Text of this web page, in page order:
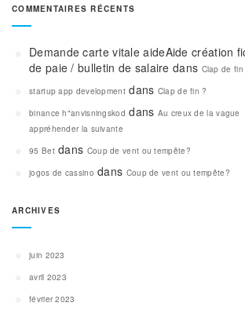
COMMENTAIRES RÉCENTS
Demande carte vitale aideAide création
de paie / bulletin de salaire dans Clap de fin
startup app developmentdans Clap de fin ?
binance h"anvisningskod dans Au creux de la vague
appréhender la suivante
95 Betdans Coup de vent ou tempête?
jogos de cassino dans Coup de vent ou tempête?
ARCHIVES
juin 2023
avril 2023
février 2023